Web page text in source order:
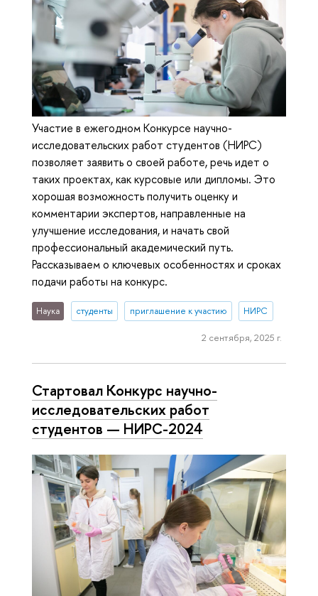
Участие в ежегодном Конкурсе научно-
исследовательских работ студентов (НИРС)
позволяет заявить о своей работе, речь идет о
таких проектах, как курсовые или дипломы. Это
хорошая возможность получить оценку и
комментарии экспертов, направленные на
улучшение исследования, и начать свой
профессиональный академический путь.
Рассказываем о ключевых особенностях и сроках
подачи работы на конкурс.
Наука студенты приглашение к участию НИРС
2 сентября, 2025 г.
Стартовал Конкурс научно-
исследовательских работ
студентов — НИРС-2024